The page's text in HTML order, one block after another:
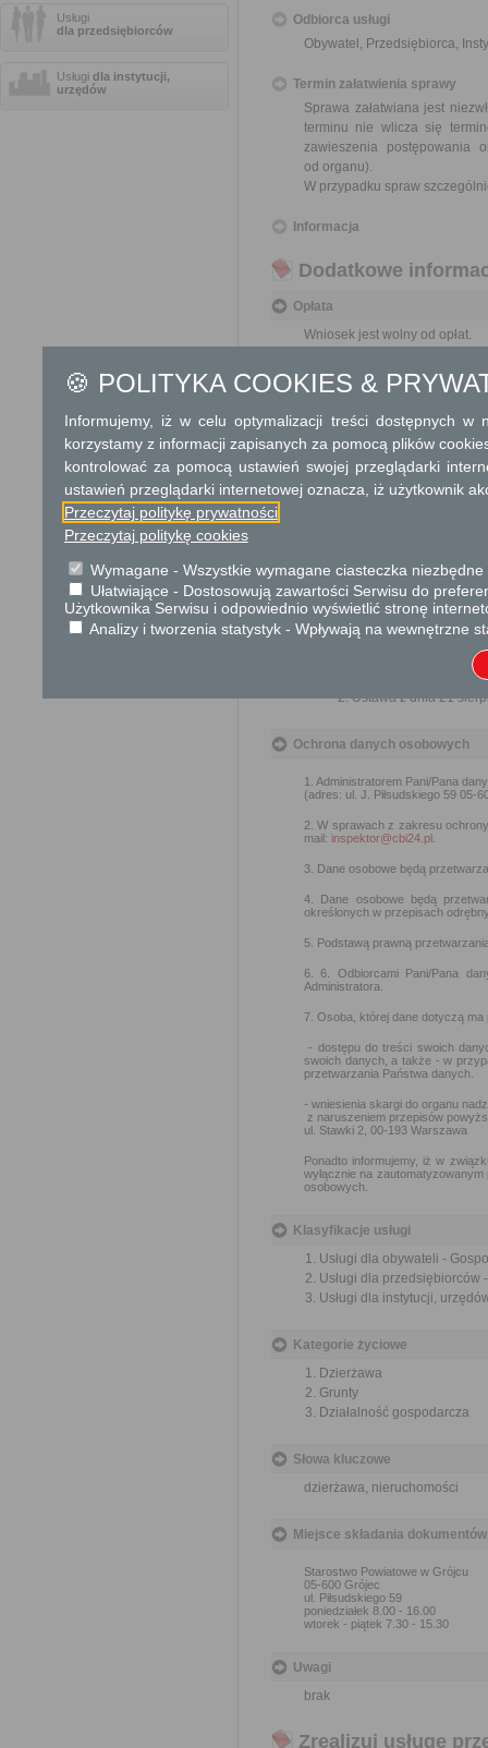
Usługi
dla przedsiębiorców
Usługi dla instytucji,
urzędów
Odbiorca usługi
Obywatel, Przedsiębiorca,
Termin załatwienia sprawy
Sprawa załatwiana jest
terminu nie wlicza się
zawieszenia postępowania
od organu).
W przypadku spraw
Informacja
Dodatkowe
Opłata
Wniosek jest wolny od opłat.
Tryb odwoławczy
Skargi i wnioski
Przedmiotem skargi może
usprawnienie pracy i
Organ właściwy dla
miesiąca.
Ustawa z dnia 23
Ustawa z dnia 21
Ochrona danych osobowych
1. Administratorem Pani/Pana
(adres: ul. J. Piłsudskiego 59 05-
2. W sprawach z zakresu
mail: inspektor@cbi24.pl
3. Dane osobowe będą
4. Dane osobowe będą
określonych w przepisach
5. Podstawą prawną
6. 6. Odbiorcami Pani/Pana
Administratora.
7. Osoba, której dane dotyczą ma
- dostępu do treści swoich
swoich danych, a także - w
przetwarzania Państwa danych.
- wniesienia skargi do organu
z naruszeniem przepisów
ul. Stawki 2, 00-193 Warszawa
Ponadto informujemy, iż w
wyłącznie na
osobowych.
Klasyfikacje usługi
Usługi dla obywateli -
Usługi dla
Usługi dla instytucji,
Kategorie życiowe
Dzierżawa
Grunty
Działalność gospodarcza
Słowa kluczowe
dzierżawa, nieruchomości
Miejsce składania dokumentów
Starostwo Powiatowe w Grójcu
05-600 Grójec
ul. Piłsudskiego 59
poniedziałek 8.00 - 16.00
wtorek - piątek 7.30 - 15.30
Uwagi
brak
Zrealizuj usługę
🍪 POLITYKA COOKIES &
Informujemy, iż w celu optymalizacji treści dostępnych w
korzystamy z informacji zapisanych za pomocą plików
kontrolować za pomocą ustawień swojej przeglądarki
ustawień przeglądarki internetowej oznacza, iż użytkownik
Przeczytaj politykę prywatności
Przeczytaj politykę cookies
Wymagane - Wszystkie wymagane ciasteczka
Ułatwiające - Dostosowują zawartości Serwisu do
Użytkownika Serwisu i odpowiednio wyświetlić stronę
Analizy i tworzenia statystyk - Wpływają na wewnętrzne